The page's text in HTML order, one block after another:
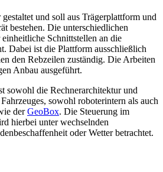
und soll aus Trägerplattform und
bestehen. Die unterschiedlichen
Schnittstellen an die
Dabei ist die Plattform ausschließlich
den Rebzeilen zuständig. Die Arbeiten
Anbau ausgeführt.
sowohl die Rechnerarchitektur und
sowohl roboterintern als auch
derGeoBox. Die Steuerung im
hierbei unter wechselnden
oder Wetter betrachtet.